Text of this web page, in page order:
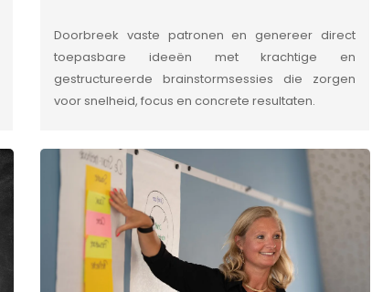
Doorbreek vaste patronen en genereer direct
toepasbare ideeën met krachtige en
gestructureerde brainstormsessies die zorgen
voor snelheid, focus en concrete resultaten.